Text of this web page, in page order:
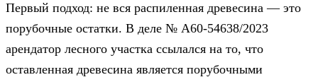
Первый подход: не вся распиленная древесина — это
порубочные остатки. В деле № А60-54638/2023
арендатор лесного участка ссылался на то, что
оставленная древесина является порубочными